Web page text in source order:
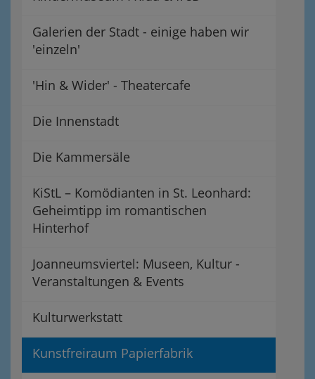
Galerien der Stadt - einige haben wir
'einzeln'
'Hin & Wider' - Theatercafe
Die Innenstadt
Die Kammersäle
KiStL – Komödianten in St. Leonhard:
Geheimtipp im romantischen
Hinterhof
Joanneumsviertel: Museen, Kultur -
Veranstaltungen & Events
Kulturwerkstatt
Kunstfreiraum Papierfabrik